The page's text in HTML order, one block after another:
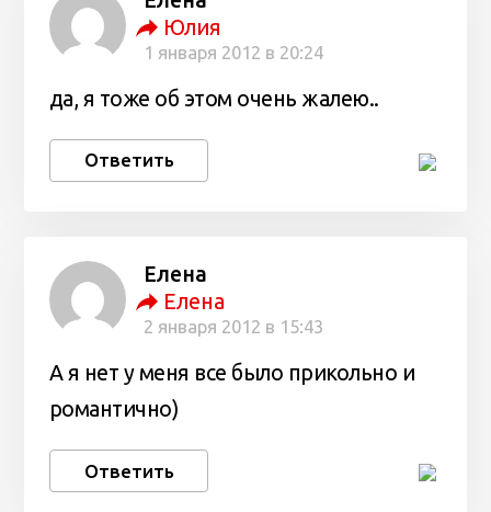
Юлия
1 января 2012 в 20:24
да, я тоже об этом очень жалею..
Ответить
Елена
Елена
2 января 2012 в 15:43
А я нет у меня все было прикольно и
романтично)
Ответить